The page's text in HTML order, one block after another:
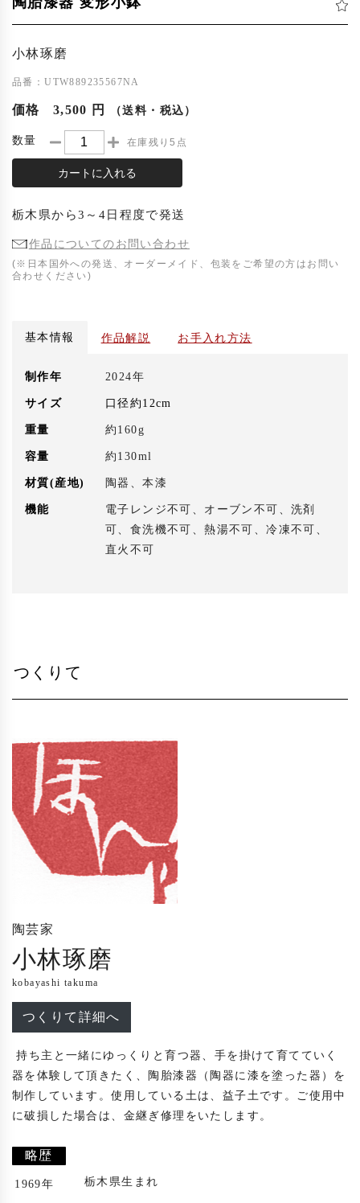
小林琢磨
品番：UTW889235567NA
価格 3,500 円 （送料・税込）
数量 在庫残り5点
カートに入れる
栃木県から3～4日程度で発送
作品についてのお問い合わせ
(※日本国外への発送、オーダーメイド、包装をご希望の方はお問い
合わせください)
基本情報 作品解説 お手入れ方法
制作年 2024年
サイズ 口径約12cm
重量 約160g
容量 約130ml
材質(産地) 陶器、本漆
機能
電子レンジ不可、オーブン不可、洗剤
可、食洗機不可、熱湯不可、冷凍不可、
直火不可
つくりて
陶芸家
小林琢磨
kobayashi takuma
つくりて詳細へ
持ち主と一緒にゆっくりと育つ器、手を掛けて育てていく
器を体験して頂きたく、陶胎漆器（陶器に漆を塗った器）を
制作しています。使用している土は、益子土です。ご使用中
に破損した場合は、金継ぎ修理をいたします。
略歴
1969年 栃木県生まれ